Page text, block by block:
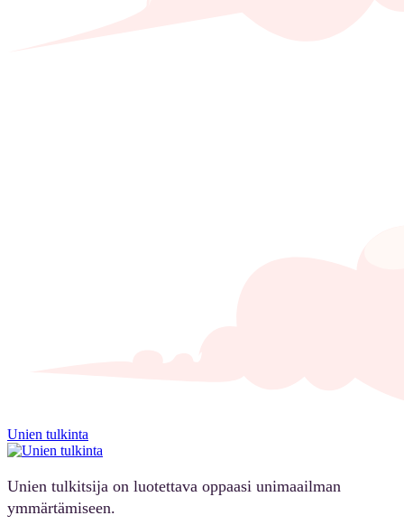
Unien tulkinta
Unien tulkitsija on luotettava oppaasi unimaailman
ymmärtämiseen.